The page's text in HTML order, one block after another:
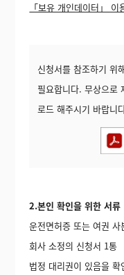
「보유 개인데이터」
신청서를 참조하기
필요합니다. 무상으로
로드 해주시기 바랍니
2.본인 확인을 위한 서류
운전면허증 또는 여권 사
회사 소정의 신청서 1통
법정 대리권이 있음을